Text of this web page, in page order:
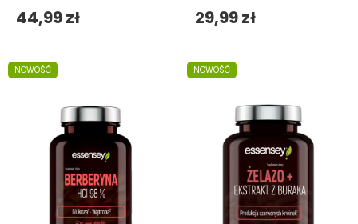
44,99 zł 29,99 zł
NOWOŚĆ NOWOŚĆ